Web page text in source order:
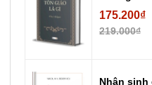
175.200₫
219.000₫
Nhân sinh